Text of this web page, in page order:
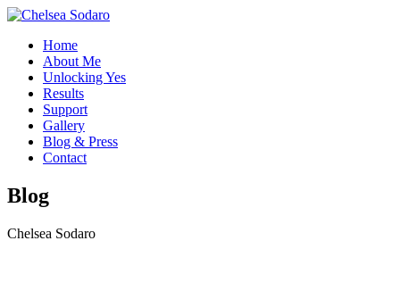
Home
About Me
Unlocking Yes
Results
Support
Gallery
Blog & Press
Contact
Blog
Chelsea Sodaro